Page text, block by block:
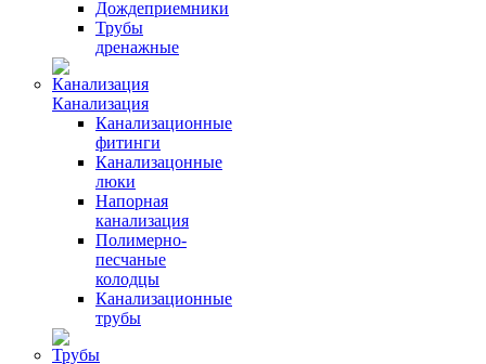
Дождеприемники
Трубы
дренажные
Канализация
Канализационные
фитинги
Канализацонные
люки
Напорная
канализация
Полимерно-
песчаные
колодцы
Канализационные
трубы